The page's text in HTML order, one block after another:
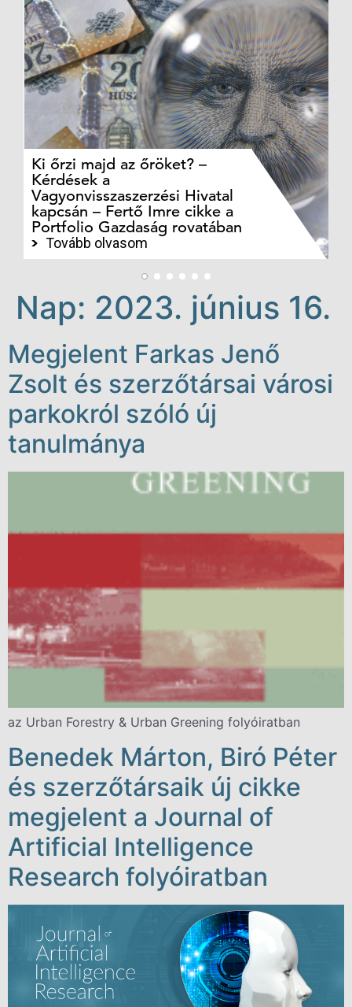
Ki őrzi majd az őröket? –
Kérdések a
Vagyonvisszaszerzési Hivatal
kapcsán – Fertő Imre cikke a
Portfolio Gazdaság rovatában
Tovább olvasom
Nap: 2023. június 16.
Megjelent Farkas Jenő
Zsolt és szerzőtársai városi
parkokról szóló új
tanulmánya
az Urban Forestry & Urban Greening folyóiratban
Benedek Márton, Biró Péter
és szerzőtársaik új cikke
megjelent a Journal of
Artificial Intelligence
Research folyóiratban